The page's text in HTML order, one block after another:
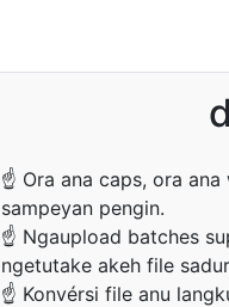
☝ Ora ana caps, ora
sampeyan pengin.
☝ Ngaupload batches
ngetutake akeh file
☝ Konvérsi file anu